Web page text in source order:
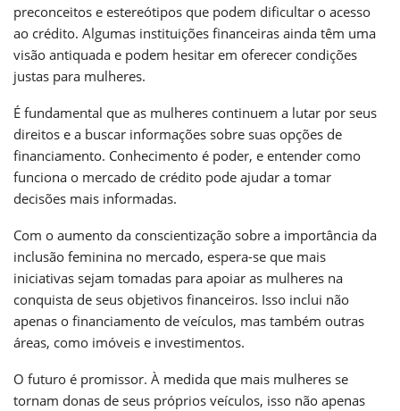
preconceitos e estereótipos que podem dificultar o acesso
ao crédito. Algumas instituições financeiras ainda têm uma
visão antiquada e podem hesitar em oferecer condições
justas para mulheres.
É fundamental que as mulheres continuem a lutar por seus
direitos e a buscar informações sobre suas opções de
financiamento. Conhecimento é poder, e entender como
funciona o mercado de crédito pode ajudar a tomar
decisões mais informadas.
Com o aumento da conscientização sobre a importância da
inclusão feminina no mercado, espera-se que mais
iniciativas sejam tomadas para apoiar as mulheres na
conquista de seus objetivos financeiros. Isso inclui não
apenas o financiamento de veículos, mas também outras
áreas, como imóveis e investimentos.
O futuro é promissor. À medida que mais mulheres se
tornam donas de seus próprios veículos, isso não apenas